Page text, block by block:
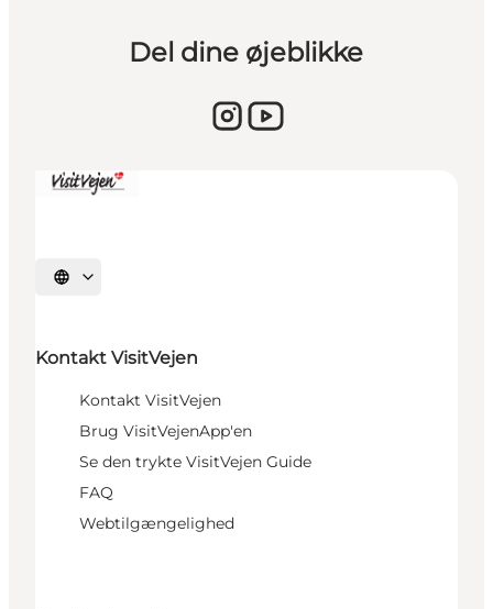
Del dine øjeblikke
Sprache auswählen
Kontakt VisitVejen
Kontakt VisitVejen
Brug VisitVejenApp'en
Se den trykte VisitVejen Guide
FAQ
Webtilgængelighed